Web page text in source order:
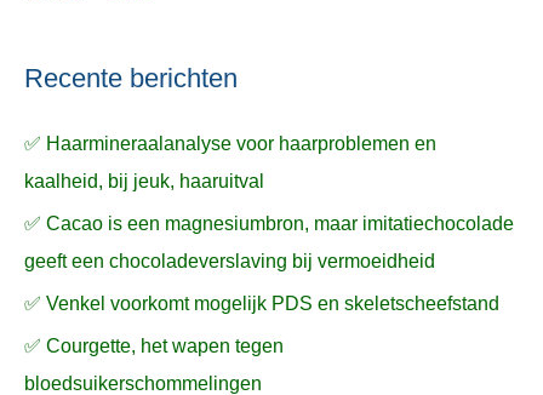
Recente berichten
✅ Haarmineraalanalyse voor haarproblemen en
kaalheid, bij jeuk, haaruitval
✅ Cacao is een magnesiumbron, maar imitatiechocolade
geeft een chocoladeverslaving bij vermoeidheid
✅ Venkel voorkomt mogelijk PDS en skeletscheefstand
✅ Courgette, het wapen tegen
bloedsuikerschommelingen